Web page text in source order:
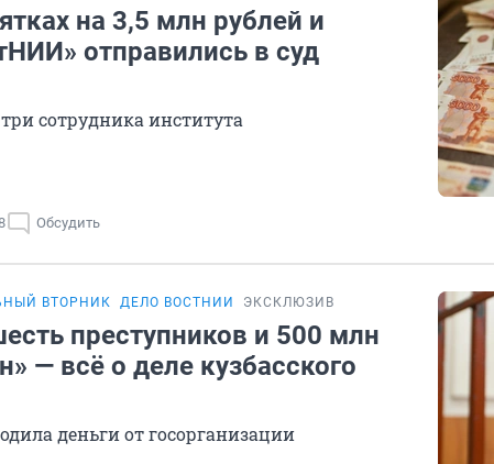
на 3,5 млн рублей и
отправились в суд
сотрудника института
Обсудить
ВТОРНИК ДЕЛО ВОСТНИИ ЭКСКЛЮЗИВ
преступников и 500 млн
— всё о деле кузбасского
деньги от госорганизации